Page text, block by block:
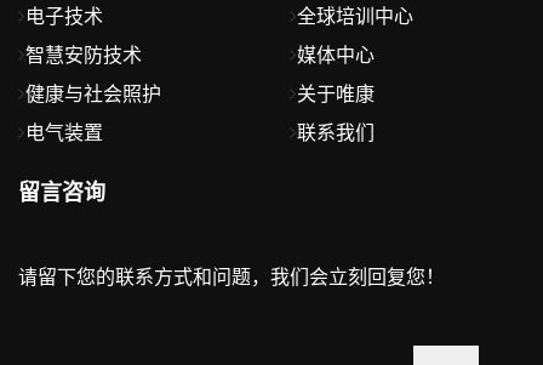
电子技术
智慧安防技术
健康与社会照护
电气装置
全球培训中心
媒体中心
关于唯康
联系我们
留言咨询
请留下您的联系方式和问题，我们会立刻回复您！